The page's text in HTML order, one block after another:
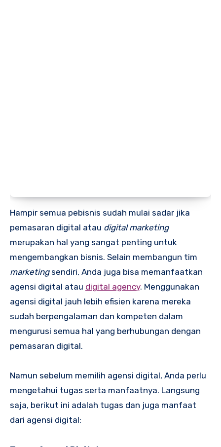
Hampir semua pebisnis sudah mulai sadar jika
pemasaran digital atau digital marketing
merupakan hal yang sangat penting untuk
mengembangkan bisnis. Selain membangun tim
marketing sendiri, Anda juga bisa memanfaatkan
agensi digital atau digital agency. Menggunakan
agensi digital jauh lebih efisien karena mereka
sudah berpengalaman dan kompeten dalam
mengurusi semua hal yang berhubungan dengan
pemasaran digital.
Namun sebelum memilih agensi digital, Anda perlu
mengetahui tugas serta manfaatnya. Langsung
saja, berikut ini adalah tugas dan juga manfaat
dari agensi digital: